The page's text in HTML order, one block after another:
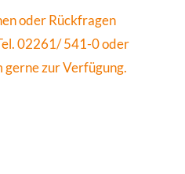
oder Rückfragen
02261/ 541-0 oder
gerne zur Verfügung.